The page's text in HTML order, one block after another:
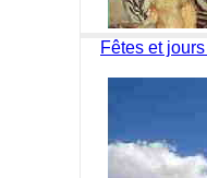
Fêtes et